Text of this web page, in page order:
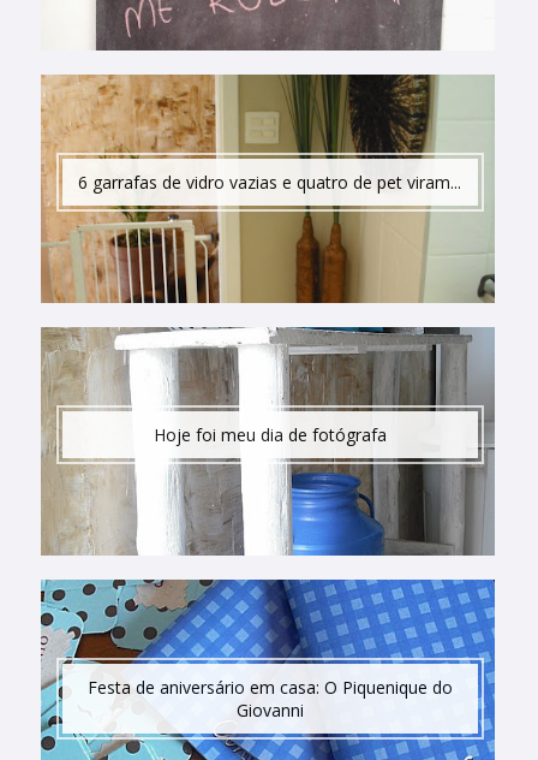
6 garrafas de vidro vazias e quatro de pet viram...
Hoje foi meu dia de fotógrafa
Festa de aniversário em casa: O Piquenique do
Giovanni